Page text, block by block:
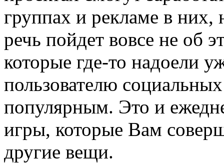
группах и рекламе в
речь пойдет вовсе не об
которые где-то надоели
пользователю
популярным. Это и
игры, которые Вам
другие вещи.